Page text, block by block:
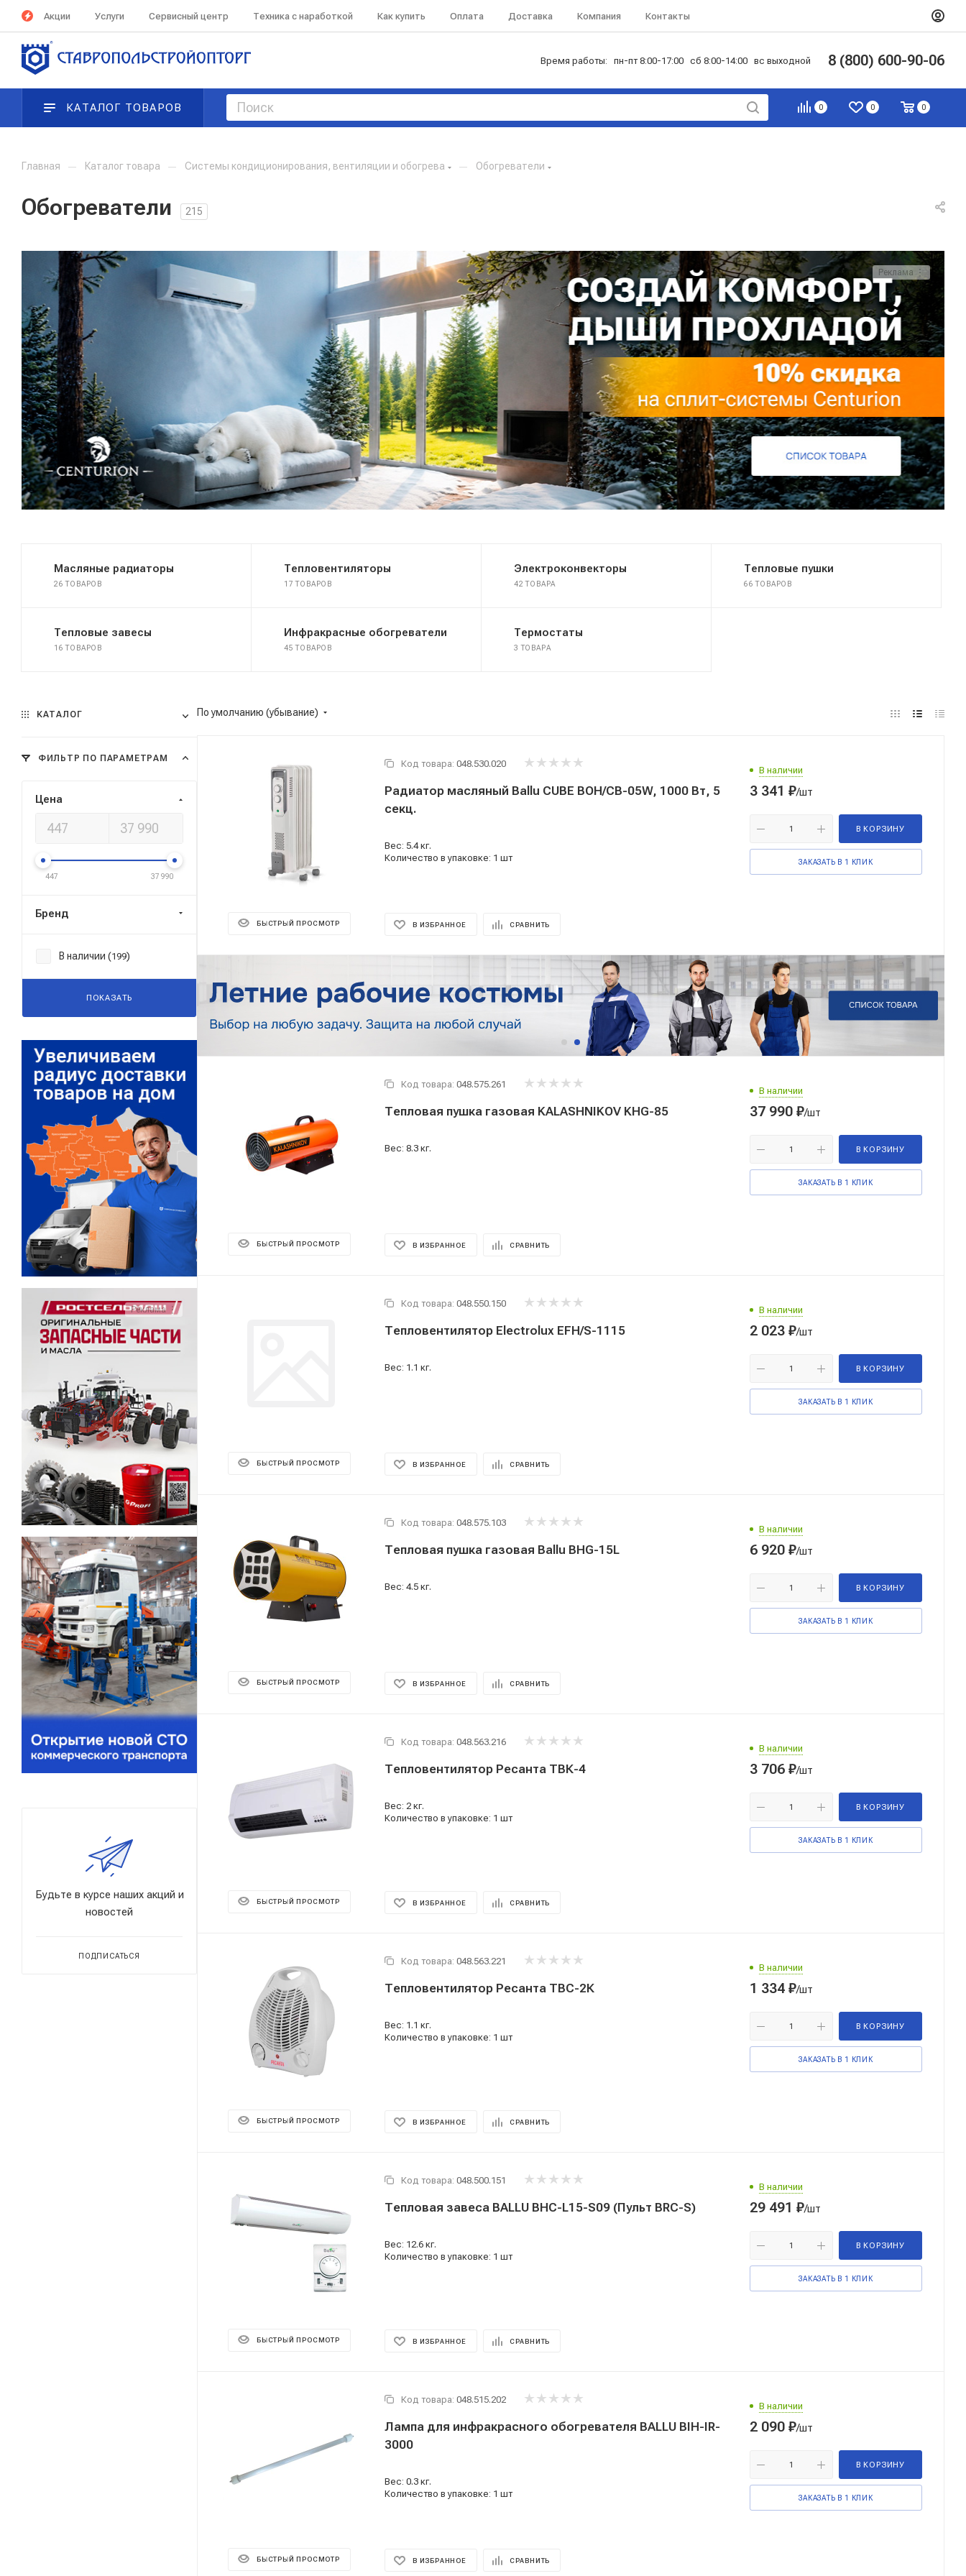
Акции Услуги Сервисный центр Техника с наработкой Как купить Оплата Доставка Компания Контакты
Время работы: пн-пт 8:00-17:00 сб 8:00-14:00 вс выходной 8 (800) 600-90-06
0 0 0
КАТАЛОГ ТОВАРОВ
Главная — Каталог товара — Системы кондиционирования, вентиляции и обогрева — Обогреватели
Обогреватели 215
Реклама ⋮
Масляные радиаторы
26 ТОВАРОВ
Тепловентиляторы
17 ТОВАРОВ
Электроконвекторы
42 ТОВАРА
Тепловые пушки
66 ТОВАРОВ
Тепловые завесы
16 ТОВАРОВ
Инфракрасные обогреватели
45 ТОВАРОВ
Термостаты
3 ТОВАРА
По умолчанию (убывание)
БЫСТРЫЙ ПРОСМОТР
Код товара: 048.530.020
Радиатор масляный Ballu CUBE BOH/CB-05W, 1000 Вт, 5
секц.
Вес: 5.4 кг.
Количество в упаковке: 1 шт
В ИЗБРАННОЕ СРАВНИТЬ
В наличии
3 341 ₽/шт
В КОРЗИНУ
ЗАКАЗАТЬ В 1 КЛИК
Реклама ⋮
БЫСТРЫЙ ПРОСМОТР
Код товара: 048.575.261
Тепловая пушка газовая KALASHNIKOV KHG-85
Вес: 8.3 кг.
В ИЗБРАННОЕ СРАВНИТЬ
В наличии
37 990 ₽/шт
В КОРЗИНУ
ЗАКАЗАТЬ В 1 КЛИК
БЫСТРЫЙ ПРОСМОТР
Код товара: 048.550.150
Тепловентилятор Electrolux EFH/S-1115
Вес: 1.1 кг.
В ИЗБРАННОЕ СРАВНИТЬ
В наличии
2 023 ₽/шт
В КОРЗИНУ
ЗАКАЗАТЬ В 1 КЛИК
БЫСТРЫЙ ПРОСМОТР
Код товара: 048.575.103
Тепловая пушка газовая Ballu BHG-15L
Вес: 4.5 кг.
В ИЗБРАННОЕ СРАВНИТЬ
В наличии
6 920 ₽/шт
В КОРЗИНУ
ЗАКАЗАТЬ В 1 КЛИК
БЫСТРЫЙ ПРОСМОТР
Код товара: 048.563.216
Тепловентилятор Ресанта ТВК-4
Вес: 2 кг.
Количество в упаковке: 1 шт
В ИЗБРАННОЕ СРАВНИТЬ
В наличии
3 706 ₽/шт
В КОРЗИНУ
ЗАКАЗАТЬ В 1 КЛИК
БЫСТРЫЙ ПРОСМОТР
Код товара: 048.563.221
Тепловентилятор Ресанта ТВС-2К
Вес: 1.1 кг.
Количество в упаковке: 1 шт
В ИЗБРАННОЕ СРАВНИТЬ
В наличии
1 334 ₽/шт
В КОРЗИНУ
ЗАКАЗАТЬ В 1 КЛИК
БЫСТРЫЙ ПРОСМОТР
Код товара: 048.500.151
Тепловая завеса BALLU BHC-L15-S09 (Пульт BRC-S)
Вес: 12.6 кг.
Количество в упаковке: 1 шт
В ИЗБРАННОЕ СРАВНИТЬ
В наличии
29 491 ₽/шт
В КОРЗИНУ
ЗАКАЗАТЬ В 1 КЛИК
БЫСТРЫЙ ПРОСМОТР
Код товара: 048.515.202
Лампа для инфракрасного обогревателя BALLU BIH-IR-
3000
Вес: 0.3 кг.
Количество в упаковке: 1 шт
В ИЗБРАННОЕ СРАВНИТЬ
В наличии
2 090 ₽/шт
В КОРЗИНУ
ЗАКАЗАТЬ В 1 КЛИК
КАТАЛОГ
ФИЛЬТР ПО ПАРАМЕТРАМ
Цена
447 37 990
Бренд
В наличии (199)
ПОКАЗАТЬ
Реклама ⋮
Будьте в курсе наших акций и
новостей
ПОДПИСАТЬСЯ